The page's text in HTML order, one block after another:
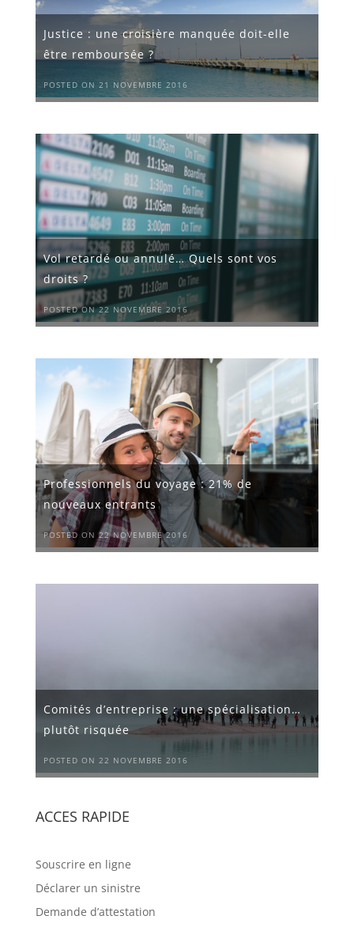
Justice : une croisière manquée doit-elle
être remboursée ?
POSTED ON 21 NOVEMBRE 2016
Vol retardé ou annulé… Quels sont vos
droits ?
POSTED ON 22 NOVEMBRE 2016
Professionnels du voyage : 21% de
nouveaux entrants
POSTED ON 22 NOVEMBRE 2016
Comités d’entreprise : une spécialisation…
plutôt risquée
POSTED ON 22 NOVEMBRE 2016
ACCES RAPIDE
Souscrire en ligne
Déclarer un sinistre
Demande d’attestation